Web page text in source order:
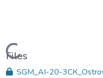
Loading...
Files
SGM_АІ-20-